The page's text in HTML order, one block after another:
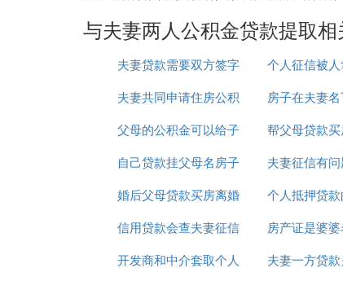
与夫妻两人公积金贷款提取
夫妻贷款需要双方签字
吗
个人征信被
了咋
夫妻共同申请住房公积
金贷款
房子在夫妻
如何
父母的公积金可以给子
女贷款吗
帮父母贷款
买房有何
自己贷款挂父母名房子
是父母的吗
夫妻征信有
款OK
婚后父母贷款买房离婚
后
个人抵押贷
么写
信用贷款会查夫妻征信
吗
房产证是婆
夫妻双
开发商和中介套取个人 夫妻一方贷